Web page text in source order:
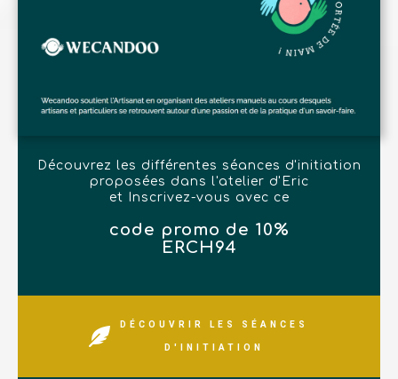
Découvrez les différentes séances d'initiation
proposées dans l'atelier d'Eric
et Inscrivez-vous avec ce
code promo de 10%
ERCH94
DÉCOUVRIR LES SÉANCES
D'INITIATION